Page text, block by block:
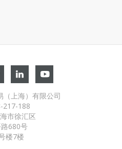
（上海）有限公司
217-188
市徐汇区
680号
楼7楼